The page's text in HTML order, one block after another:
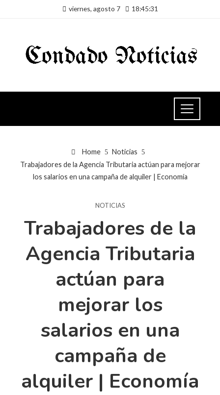
viernes, agosto 7 18:45:32
Home
Noticias
Trabajadores de la Agencia Tributaria actúan para mejorar
los salarios en una campaña de alquiler | Economía
NOTICIAS
Trabajadores de la
Agencia Tributaria
actúan para
mejorar los
salarios en una
campaña de
alquiler | Economía